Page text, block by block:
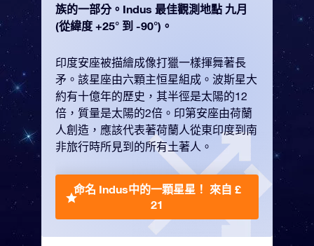
族的一部分。Indus 最佳觀測地點 九月
(從緯度 +25° 到 -90°)。
印度安座被描繪成像打獵一樣揮舞著長
矛。該星座由六顆主恒星組成。波斯星大
約有十億年的歷史，其半徑是太陽的12
倍，質量是太陽的2倍。印第安座由荷蘭
人創造，應該代表著荷蘭人從東印度到南
非旅行時所見到的所有土著人。
命名 Indus中的一顆星星！ 來自 £
21